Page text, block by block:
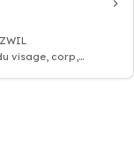
visage, corp,